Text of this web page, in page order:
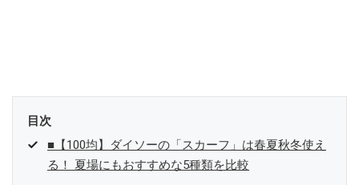
目次
■【100均】ダイソーの「スカーフ」は春夏秋冬使え
る！ 夏場にもおすすめな5種類を比較